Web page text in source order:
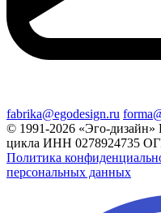
fabrika@egodesign.ru
© 1991-2026 «Эго-дизайн»
цикла ИНН 0278924735
Политика
персональных данных